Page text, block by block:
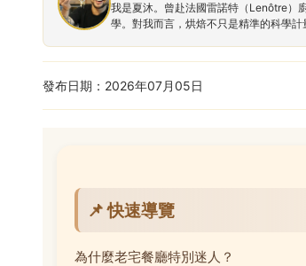
我是夏沐。曾赴法國雷諾特（Lenôtre）
學。對我而言，烘焙不只是精準的科學計
發布日期：2026年07月05日
📌 快速導覽
為什麼老宅餐廳特別迷人？